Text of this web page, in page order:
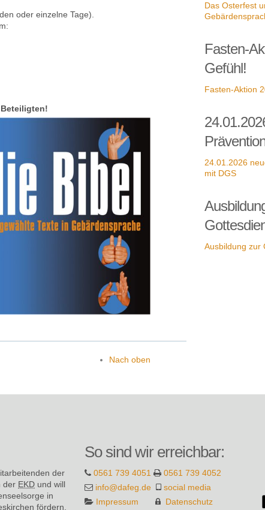
oder einzelne Tage).
Nach oben
Das Osterfest
Fasten-
Gefühl!
Fasten-Aktion
24.01.2026
mit DGS
Ausbildung zur
der
der EKD und will
in
fördern.
So sind wir erreichbar:
0561 739 4051
0561 739 4052
info@dafeg.de
social media
Impressum
Datenschutz